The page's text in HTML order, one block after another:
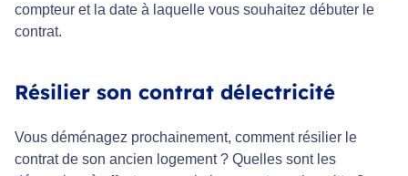
compteur et la date à laquelle vous souhaitez débuter le
contrat.
Résilier son contrat délectricité
Vous déménagez prochainement, comment résilier le
contrat de son ancien logement ? Quelles sont les